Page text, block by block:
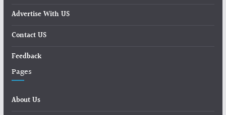
Advertise With US
Contact US
Feedback
Pages
About Us